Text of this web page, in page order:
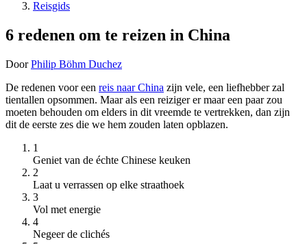
Reisgids
6 redenen om te reizen in China
DoorPhilip Böhm Duchez
De redenen voor een reis naar China zijn vele, een liefhebber zal
tientallen opsommen. Maar als een reiziger er maar een paar zou
moeten behouden om elders in dit vreemde te vertrekken, dan zijn
dit de eerste zes die we hem zouden laten opblazen.
1
Geniet van de échte Chinese keuken
2
Laat u verrassen op elke straathoek
3
Vol met energie
4
Negeer de clichés